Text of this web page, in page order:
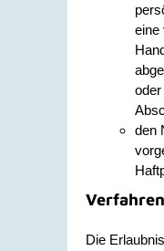
eine
den
Die